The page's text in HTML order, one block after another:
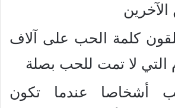
كلمة الحب على آلاف
التي لا تمت للحب بصلة
أشخاصا عندما تكون